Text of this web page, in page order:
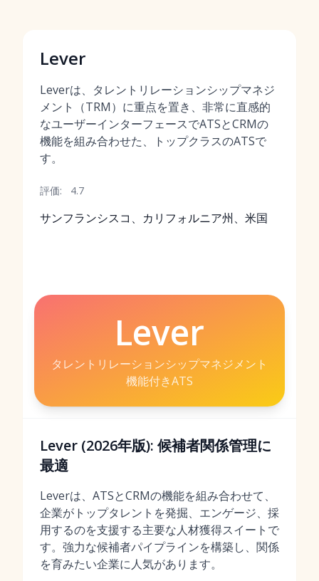
Lever
Leverは、タレントリレーションシップマネジ
メント（TRM）に重点を置き、非常に直感的
なユーザーインターフェースでATSとCRMの
機能を組み合わせた、トップクラスのATSで
す。
評価: 4.7
サンフランシスコ、カリフォルニア州、米国
Lever
タレントリレーションシップマネジメント
機能付きATS
Lever (2026年版): 候補者関係管理に
最適
Leverは、ATSとCRMの機能を組み合わせて、
企業がトップタレントを発掘、エンゲージ、採
用するのを支援する主要な人材獲得スイートで
す。強力な候補者パイプラインを構築し、関係
を育みたい企業に人気があります。